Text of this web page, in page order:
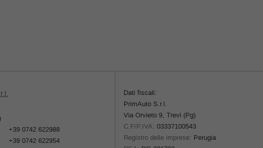
+39 0742 622988
+39 0742 622954
Dati fiscali:
PrimAuto S.r.l.
Via Orvieto 9, Trevi (Pg)
C.F/P.IVA: 03337100543
Registro delle imprese: Perugia